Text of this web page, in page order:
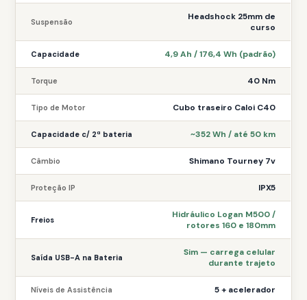
Suspensão
Headshock 25mm de
curso
Capacidade 4,9 Ah / 176,4 Wh (padrão)
Torque 40 Nm
Tipo de Motor Cubo traseiro Caloi C40
Capacidade c/ 2ª bateria ~352 Wh / até 50 km
Câmbio Shimano Tourney 7v
Proteção IP IPX5
Freios
Hidráulico Logan M500 /
rotores 160 e 180mm
Saída USB-A na Bateria
Sim — carrega celular
durante trajeto
Níveis de Assistência 5 + acelerador